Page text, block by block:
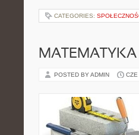
CATEGORIES:
POSTED BY ADMIN